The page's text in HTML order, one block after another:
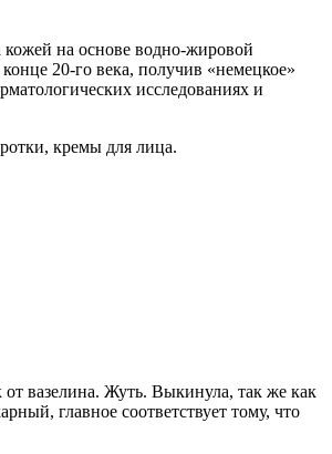
кожей на основе водно-жировой
20-го века, получив «немецкое»
исследованиях и
кремы для лица.
вазелина. Жуть. Выкинула, так же как
главное соответствует тому, что